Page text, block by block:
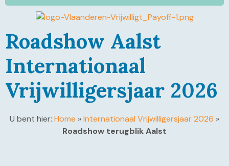
Roadshow Aalst
Internationaal
Vrijwilligersjaar 2026
U bent hier: Home »Internationaal Vrijwilligersjaar 2026 »
Roadshow terugblik Aalst